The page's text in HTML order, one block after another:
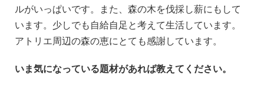
ルがいっぱいです。また、森の木を伐採し薪にもして
います。少しでも自給自足と考えて生活しています。
アトリエ周辺の森の恵にとても感謝しています。
いま気になっている題材があれば教えてください。